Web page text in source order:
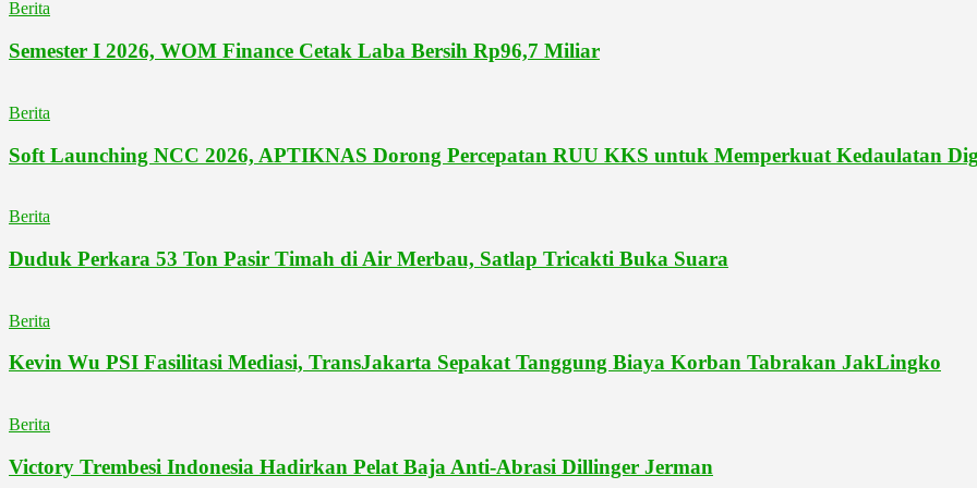
Berita
Semester I 2026, WOM Finance Cetak Laba Bersih Rp96,7 Miliar
Berita
Soft Launching NCC 2026, APTIKNAS Dorong Percepatan RUU KKS untuk Memperkuat Kedaulatan
Berita
Duduk Perkara 53 Ton Pasir Timah di Air Merbau, Satlap Tricakti Buka Suara
Berita
Kevin Wu PSI Fasilitasi Mediasi, TransJakarta Sepakat Tanggung Biaya Korban Tabrakan JakLingko
Berita
Victory Trembesi Indonesia Hadirkan Pelat Baja Anti-Abrasi Dillinger Jerman